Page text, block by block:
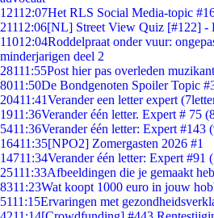
12112:07Het RLS Social Media-topic
21112:06[NL] Street View Quiz [#122] -
11012:04Roddelpraat onder vuur:
minderjarigen deel 2
28111:55Post hier pas overleden
8011:50De Bondgenoten Spoiler Topic
20411:41Verander een letter expert
1911:36Verander één letter. Expert # 75
5411:36Verander één letter: Expert #143
16411:35[NPO2] Zomergasten 2026 #1
14711:34Verander één letter: Expert #91
25111:33Afbeeldingen die je gemaakt
8311:23Wat koopt 1000 euro in jouw
5111:15Ervaringen met